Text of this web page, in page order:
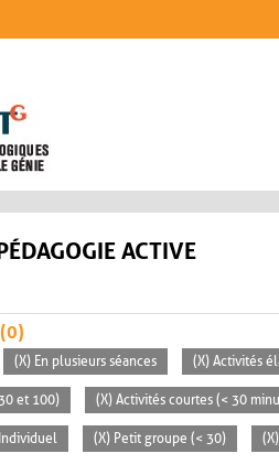
ACTIVE
(0)
(X) En plusieurs séances (X) Activités
et 100) (X) Activités courtes (< 30
(X) Petit groupe (< 30)